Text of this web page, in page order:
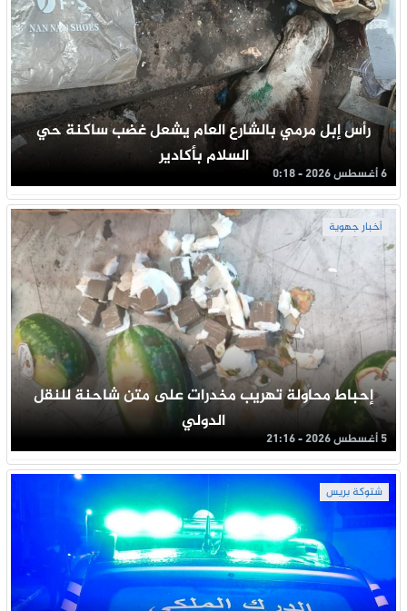
رأس إبل مرمي بالشارع العام يشعل غضب ساكنة حي
السلام بأكادير
6 أغسطس 2026 - 0:18
أخبار جهوية
إحباط محاولة تهريب مخدرات على متن شاحنة للنقل
الدولي
5 أغسطس 2026 - 21:16
شتوكة بريس